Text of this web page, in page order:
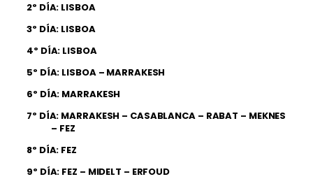
2º DÍA: LISBOA
3º DÍA: LISBOA
4º DÍA: LISBOA
5º DÍA: LISBOA – MARRAKESH
6º DÍA: MARRAKESH
7º DÍA: MARRAKESH – CASABLANCA – RABAT – MEKNES
– FEZ
8º DÍA: FEZ
9º DÍA: FEZ – MIDELT – ERFOUD